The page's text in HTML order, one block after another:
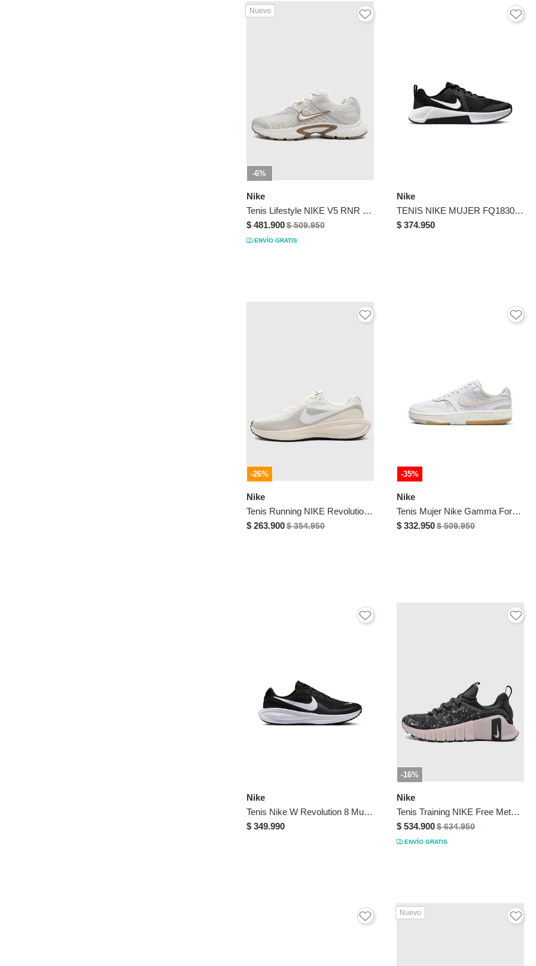
Nuevo
-6%
Nike
Tenis Lifestyle NIKE V5 RNR Marfil
$ 481.900$ 509.950
ENVÍO GRATIS
Nike
TENIS NIKE MUJER FQ1830-001 MC TRAINE Talla 6
$ 374.950
-26%
Nike
Tenis Running NIKE Revolution 8 Marfil
$ 263.900$ 354.950
-35%
Nike
Tenis Mujer Nike Gamma Force Blanco
$ 332.950$ 509.950
Nike
Tenis Nike W Revolution 8 Mujer-Negro/Blanco
$ 349.990
-16%
Nike
Tenis Training NIKE Free Metcon 6 Negro
$ 534.900$ 634.950
ENVÍO GRATIS
Nuevo